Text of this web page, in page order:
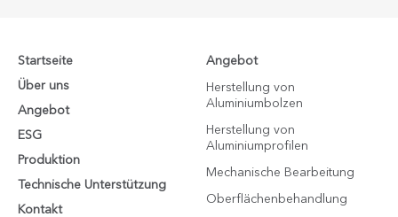
Startseite
Über uns
Angebot
ESG
Produktion
Technische Unterstützung
Kontakt
Angebot
Herstellung von
Aluminiumbolzen
Herstellung von
Aluminiumprofilen
Mechanische Bearbeitung
Oberflächenbehandlung